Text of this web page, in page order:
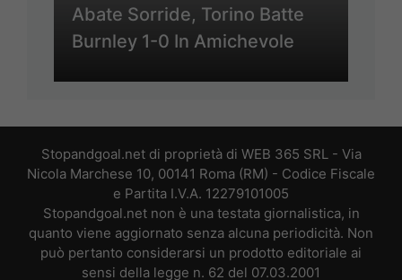
Abate Sorride, Torino Batte
Burnley 1-0 In Amichevole
Stopandgoal.net di proprietà di WEB 365 SRL - Via
Nicola Marchese 10, 00141 Roma (RM) - Codice Fiscale
e Partita I.V.A. 12279101005
Stopandgoal.net non è una testata giornalistica, in
quanto viene aggiornato senza alcuna periodicità. Non
può pertanto considerarsi un prodotto editoriale ai
sensi della legge n. 62 del 07.03.2001